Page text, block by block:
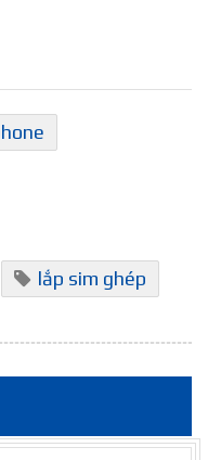
lắp sim ghép